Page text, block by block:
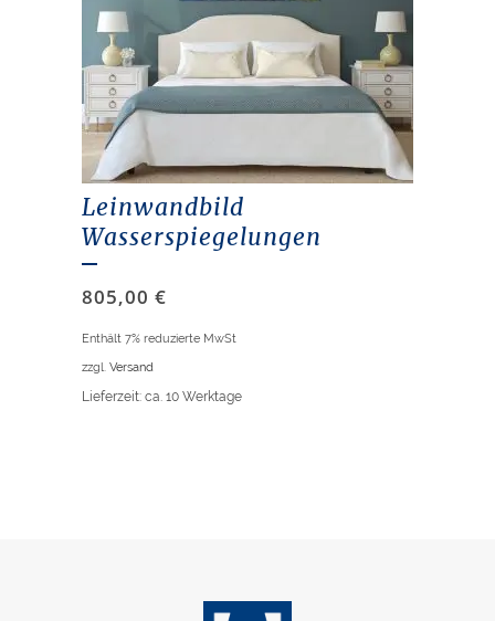
Leinwandbild
Wasserspiegelungen
805,00 €
Enthält 7% reduzierte MwSt
zzgl. Versand
Lieferzeit: ca. 10 Werktage